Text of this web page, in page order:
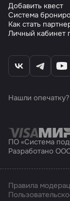
Добавить квест
Система
Как стать
Личный кабинет
Нашли
ПО «Система
Разработано
Правила